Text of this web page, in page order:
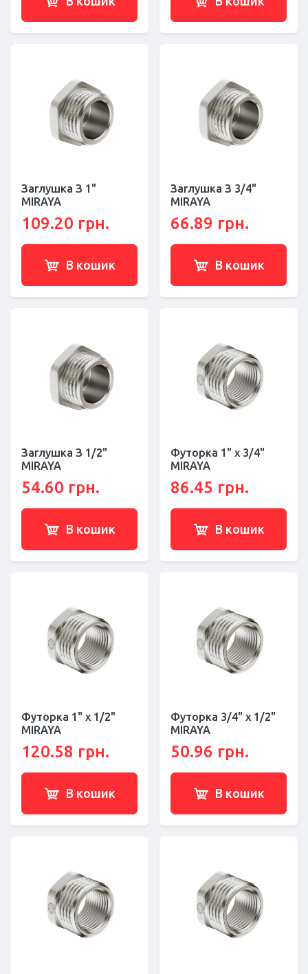
Заглушка З 1"
MIRAYA
109.20 грн.
В кошик
Заглушка З 3/4"
MIRAYA
66.89 грн.
В кошик
Заглушка З 1/2"
MIRAYA
54.60 грн.
В кошик
Футорка 1" x 3/4"
MIRAYA
86.45 грн.
В кошик
Футорка 1" x 1/2"
MIRAYA
120.58 грн.
В кошик
Футорка 3/4" x 1/2"
MIRAYA
50.96 грн.
В кошик